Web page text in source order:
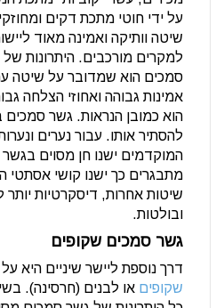
על ידי חוטי מתכת דקים
שיטה וותיקה ואמינה מאוד
למקרים מורכבים. היתרונות של
סמכים הוא שמדובר על שיטה
אמינות גבוהה ואחוזי הצלחה
הוא כמובן הנראות. גשר סמכים
להסתיר אותו. עבור נערים
המוקדמים ישנו חן מסוים
מתבגרים כך ישנו קושי אסתטי
שיטות אחרות, דיסקרטיות יותר
ובולטות.
גשר סמכים שקופים
דרך נוספת ליישר שיניים היא על
שקופים או לבנים (חרסינה).